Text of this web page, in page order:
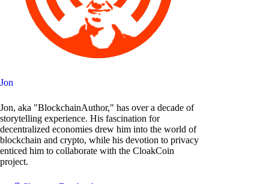
Jon
Jon, aka "BlockchainAuthor," has over a decade of
storytelling experience. His fascination for
decentralized economies drew him into the world of
blockchain and crypto, while his devotion to privacy
enticed him to collaborate with the CloakCoin
project.